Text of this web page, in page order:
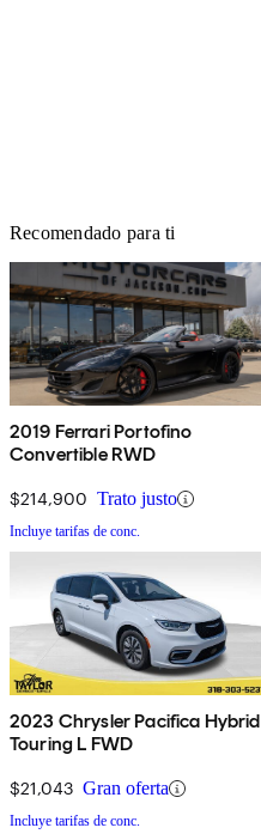
Recomendado para ti
2019 Ferrari Portofino
Convertible RWD
$214,900 Trato justo
Incluye tarifas de conc.
2023 Chrysler Pacifica Hybrid
Touring L FWD
$21,043 Gran oferta
Incluye tarifas de conc.